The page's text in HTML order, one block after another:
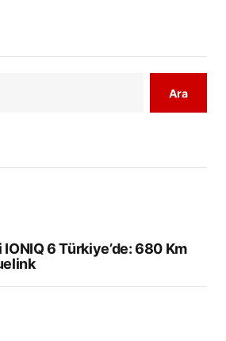
Ara
6 Türkiye’de: 680 Km